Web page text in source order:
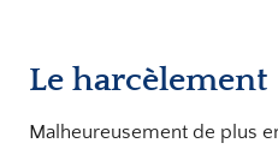
Le harcèlement
Malheureusement de plus